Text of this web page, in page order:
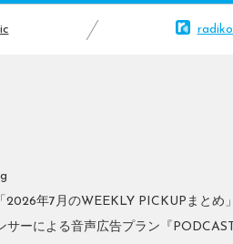
2026年7月のWEEKLY PICKUPまとめ」
サーによる音声広告プラン『